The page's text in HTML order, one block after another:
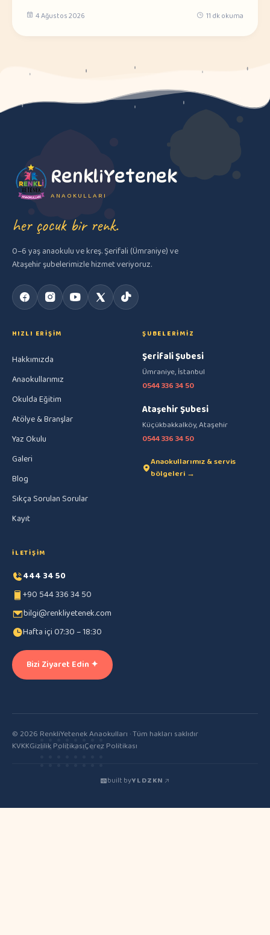
4 Ağustos 2026 11 dk okuma
RenkliYetenek
ANAOKULLARI
her çocuk bir renk.
0–6 yaş anaokulu ve kreş. Şerifali (Ümraniye) ve
Ataşehir şubelerimizle hizmet veriyoruz.
HIZLI ERIŞIM
Hakkımızda
Anaokullarımız
Okulda Eğitim
Atölye & Branşlar
Yaz Okulu
Galeri
Blog
Sıkça Sorulan Sorular
Kayıt
ŞUBELERIMIZ
Şerifali Şubesi
Ümraniye, İstanbul
0544 336 34 50
Ataşehir Şubesi
Küçükbakkalköy, Ataşehir
0544 336 34 50
Anaokullarımız & servis
bölgeleri →
İLETIŞIM
444 34 50
+90 544 336 34 50
bilgi@renkliyetenek.com
Hafta içi 07:30 – 18:30
Bizi Ziyaret Edin ✦
© 2026 RenkliYetenek Anaokulları · Tüm hakları saklıdır
KVKKGizlilik PolitikasıÇerez Politikası
built byYLDZKN